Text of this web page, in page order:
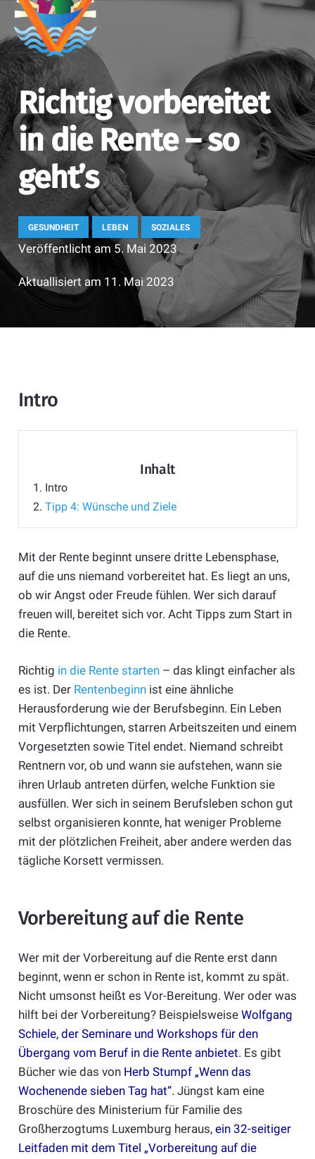
Richtig vorbereitet
in die Rente – so
geht’s
GESUNDHEIT LEBEN SOZIALES
Veröffentlicht am 5. Mai 2023
Aktuallisiert am 11. Mai 2023
Intro
Inhalt
1. Intro
2. Tipp 4: Wünsche und Ziele
Mit der Rente beginnt unsere dritte Lebensphase,
auf die uns niemand vorbereitet hat. Es liegt an uns,
ob wir Angst oder Freude fühlen. Wer sich darauf
freuen will, bereitet sich vor. Acht Tipps zum Start in
die Rente.
Richtig in die Rente starten– das klingt einfacher als
es ist. Der Rentenbeginnist eine ähnliche
Herausforderung wie der Berufsbeginn. Ein Leben
mit Verpflichtungen, starren Arbeitszeiten und einem
Vorgesetzten sowie Titel endet. Niemand schreibt
Rentnern vor, ob und wann sie aufstehen, wann sie
ihren Urlaub antreten dürfen, welche Funktion sie
ausfüllen. Wer sich in seinem Berufsleben schon gut
selbst organisieren konnte, hat weniger Probleme
mit der plötzlichen Freiheit, aber andere werden das
tägliche Korsett vermissen.
Vorbereitung auf die Rente
Wer mit der Vorbereitung auf die Rente erst dann
beginnt, wenn er schon in Rente ist, kommt zu spät.
Nicht umsonst heißt es Vor-Bereitung. Wer oder was
hilft bei der Vorbereitung? Beispielsweise Wolfgang
Schiele, der Seminare und Workshops für den
Übergang vom Beruf in die Rente anbietet. Es gibt
Bücher wie das von Herb Stumpf „Wenn das
Wochenende sieben Tag hat“. Jüngst kam eine
Broschüre des Ministerium für Familie des
Großherzogtums Luxemburg heraus, ein 32-seitiger
Leitfaden mit dem Titel „Vorbereitung auf die